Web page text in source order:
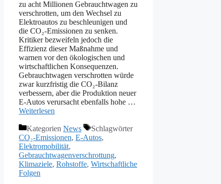
zu acht Millionen Gebrauchtwagen zu
verschrotten, um den Wechsel zu
Elektroautos zu beschleunigen und
die CO₂-Emissionen zu senken.
Kritiker bezweifeln jedoch die
Effizienz dieser Maßnahme und
warnen vor den ökologischen und
wirtschaftlichen Konsequenzen.
Gebrauchtwagen verschrotten würde
zwar kurzfristig die CO₂-Bilanz
verbessern, aber die Produktion neuer
E-Autos verursacht ebenfalls hohe …
Weiterlesen
Kategorien News
Schlagwörter
CO₂-Emissionen, E-Autos,
Elektromobilität,
Gebrauchtwagenverschrottung,
Klimaziele, Rohstoffe, Wirtschaftliche
Folgen